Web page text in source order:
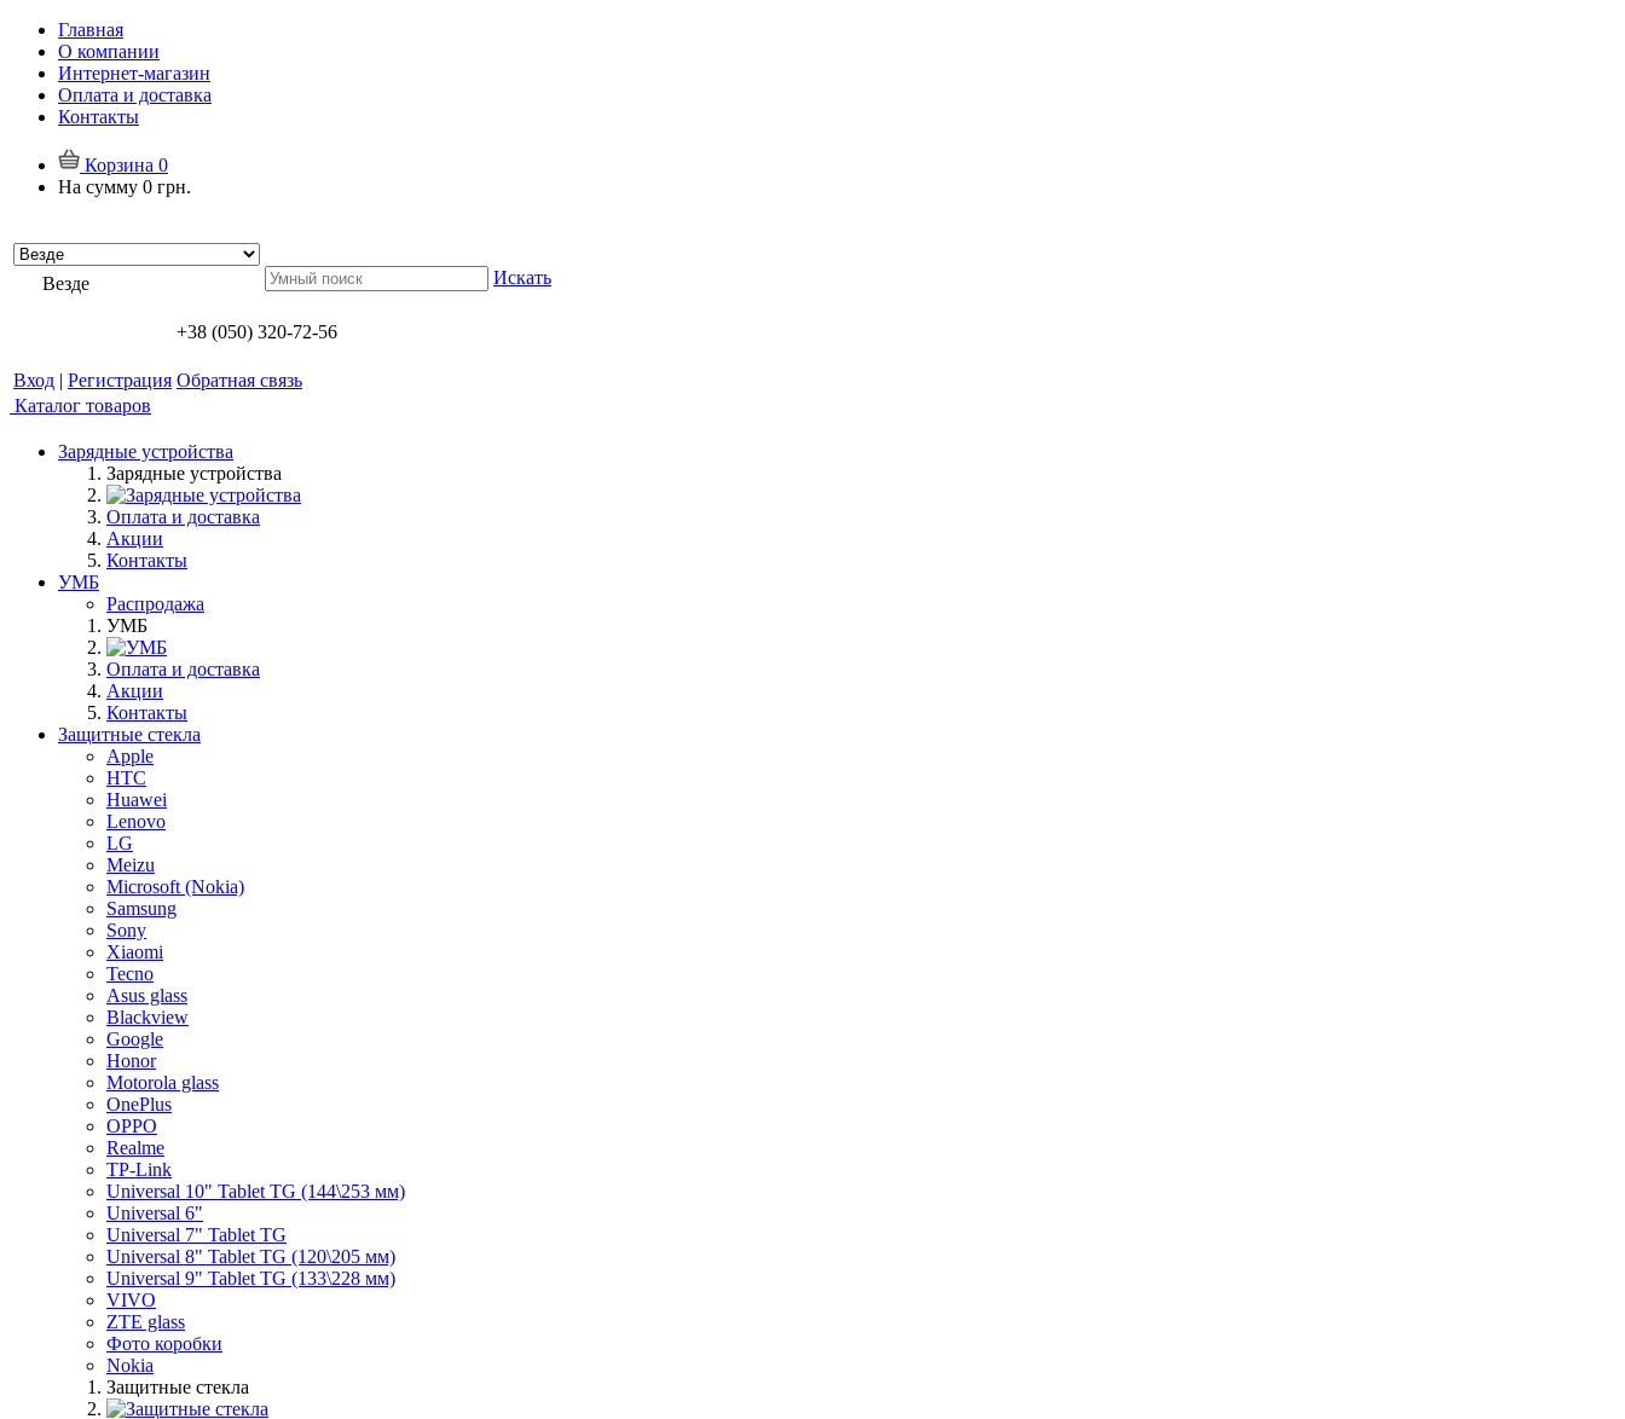
Главная
О компании
Интернет-магазин
Оплата и доставка
Контакты
Корзина 0
На сумму 0 грн.
Везде Искать
+38 (050) 320-72-56
Вход | Регистрация Обратная связь
Каталог товаров
Зарядные устройства
Зарядные устройства
Оплата и доставка
Акции
Контакты
УМБ
Распродажа
УМБ
Оплата и доставка
Акции
Контакты
Защитные стекла
Apple
HTC
Huawei
Lenovo
LG
Meizu
Microsoft (Nokia)
Samsung
Sony
Xiaomi
Tecno
Asus glass
Blackview
Google
Honor
Motorola glass
OnePlus
OPPO
Realme
TP-Link
Universal 10" Tablet TG (144\253 мм)
Universal 6"
Universal 7" Tablet TG
Universal 8" Tablet TG (120\205 мм)
Universal 9" Tablet TG (133\228 мм)
VIVO
ZTE glass
Фото коробки
Nokia
Защитные стекла